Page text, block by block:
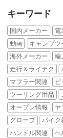
キーワード
国内メーカー 電
動画
キャンプツ
海外メーカー
輸
走行＆ライテク
マフラー関連
ピ
ツーリング用品
オープン情報
ヤ
グローブ
バイク
ハンドル関連
ヘ